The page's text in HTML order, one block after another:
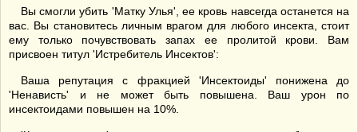
Вы смогли убить 'Матку Улья', ее кровь навсегда останется на
вас. Вы становитесь личным врагом для любого инсекта, стоит
ему только почувствовать запах ее пролитой крови. Вам
присвоен титул 'Истребитель Инсектов':
Ваша репутация с фракцией 'Инсектоиды' понижена до
'Ненависть' и не может быть повышена. Ваш урон по
инсектоидами повышен на 10%.